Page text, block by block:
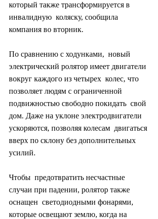
который также трансформируется в
инвалидную  коляску, сообщила
компания во вторник.
По сравнению с ходунками,  новый
электрический ролятор имеет двигатели
вокруг каждого из четырех  колес, что
позволяет людям с ограниченной
подвижностью свободно покидать  свой
дом. Даже на уклоне электродвигатели
ускоряются, позволяя колесам  двигаться
вверх по склону без дополнительных
усилий.
Чтобы  предотвратить несчастные
случаи при падении, ролятор также
оснащен  светодиодными фонарями,
которые освещают землю, когда на